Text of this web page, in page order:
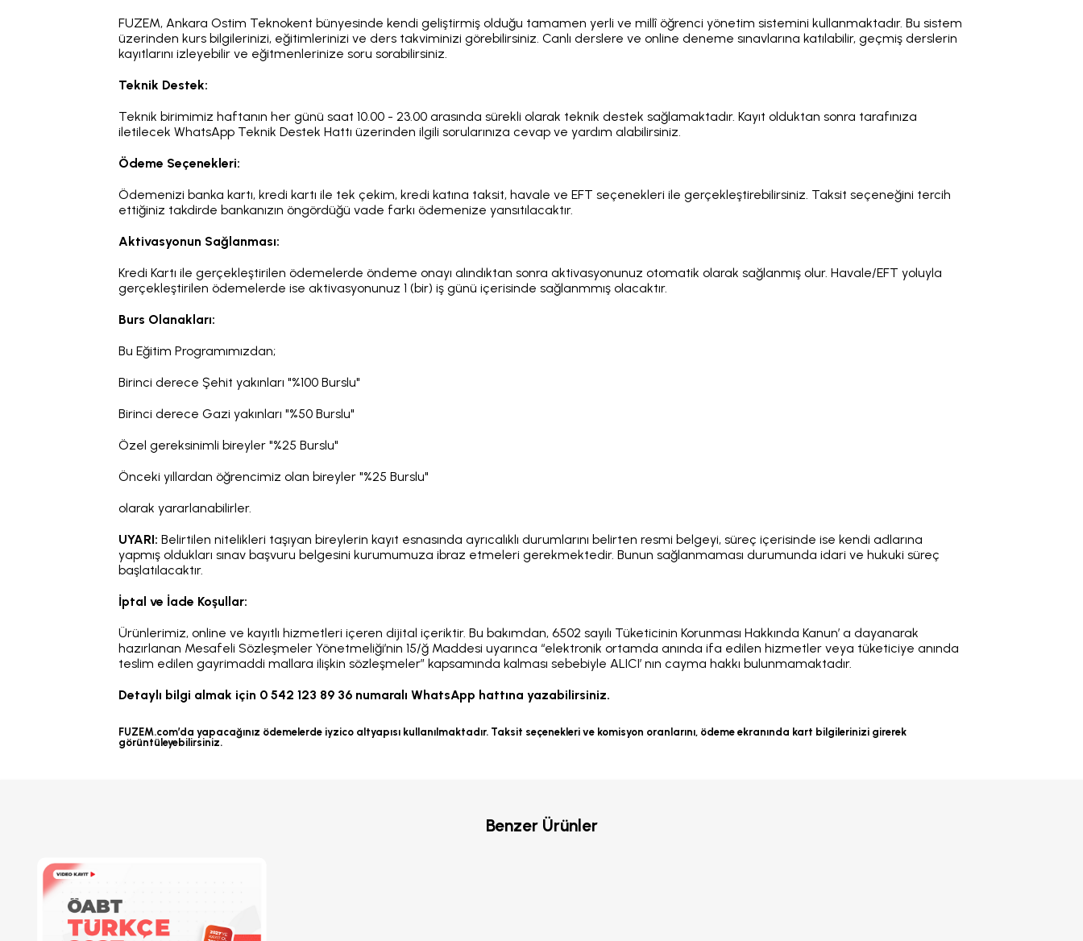
FUZEM, Ankara Ostim Teknokent bünyesinde kendi geliştirmiş olduğu tamamen yerli ve millî öğrenci yönetim sistemini kullanmaktadır. Bu sistem
üzerinden kurs bilgilerinizi, eğitimlerinizi ve ders takviminizi görebilirsiniz. Canlı derslere ve online deneme sınavlarına katılabilir, geçmiş derslerin
kayıtlarını izleyebilir ve eğitmenlerinize soru sorabilirsiniz.
Teknik Destek:
Teknik birimimiz haftanın her günü saat 10.00 - 23.00 arasında sürekli olarak teknik destek sağlamaktadır. Kayıt olduktan sonra tarafınıza
iletilecek WhatsApp Teknik Destek Hattı üzerinden ilgili sorularınıza cevap ve yardım alabilirsiniz.
Ödeme Seçenekleri:
Ödemenizi banka kartı, kredi kartı ile tek çekim, kredi katına taksit, havale ve EFT seçenekleri ile gerçekleştirebilirsiniz. Taksit seçeneğini tercih
ettiğiniz takdirde bankanızın öngördüğü vade farkı ödemenize yansıtılacaktır.
Aktivasyonun Sağlanması:
Kredi Kartı ile gerçekleştirilen ödemelerde öndeme onayı alındıktan sonra aktivasyonunuz otomatik olarak sağlanmış olur. Havale/EFT yoluyla
gerçekleştirilen ödemelerde ise aktivasyonunuz 1 (bir) iş günü içerisinde sağlanmmış olacaktır.
Burs Olanakları:
Bu Eğitim Programımızdan;
Birinci derece Şehit yakınları "%100 Burslu"
Birinci derece Gazi yakınları "%50 Burslu"
Özel gereksinimli bireyler "%25 Burslu"
Önceki yıllardan öğrencimiz olan bireyler "%25 Burslu"
olarak yararlanabilirler.
UYARI: Belirtilen nitelikleri taşıyan bireylerin kayıt esnasında ayrıcalıklı durumlarını belirten resmi belgeyi, süreç içerisinde ise kendi adlarına
yapmış oldukları sınav başvuru belgesini kurumumuza ibraz etmeleri gerekmektedir. Bunun sağlanmaması durumunda idari ve hukuki süreç
başlatılacaktır.
İptal ve İade Koşullar:
Ürünlerimiz, online ve kayıtlı hizmetleri içeren dijital içeriktir. Bu bakımdan, 6502 sayılı Tüketicinin Korunması Hakkında Kanun’ a dayanarak
hazırlanan Mesafeli Sözleşmeler Yönetmeliği’nin 15/ğ Maddesi uyarınca “elektronik ortamda anında ifa edilen hizmetler veya tüketiciye anında
teslim edilen gayrimaddi mallara ilişkin sözleşmeler” kapsamında kalması sebebiyle ALICI’ nın cayma hakkı bulunmamaktadır.
Detaylı bilgi almak için 0 542 123 89 36 numaralı WhatsApp hattına yazabilirsiniz.
FUZEM.com’da yapacağınız ödemelerde iyzico altyapısı kullanılmaktadır. Taksit seçenekleri ve komisyon oranlarını, ödeme ekranında kart bilgilerinizi girerek
görüntüleyebilirsiniz.
Benzer Ürünler